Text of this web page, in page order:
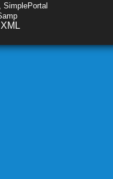
SimplePortal
XML